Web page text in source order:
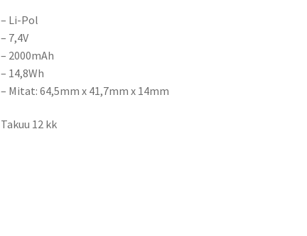
– Li-Pol
– 7,4V
– 2000mAh
– 14,8Wh
– Mitat: 64,5mm x 41,7mm x 14mm
Takuu 12 kk